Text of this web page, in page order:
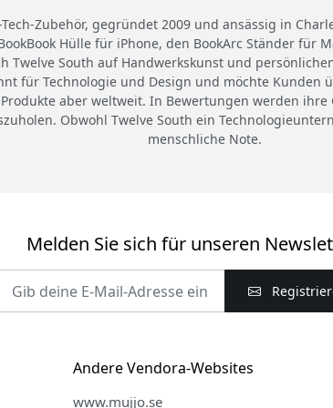
Zubehör, gegründet 2009 und ansässig in
Hülle für iPhone, den BookArc Ständer für
Twelve South auf Handwerkskunst und
für Technologie und Design und möchte
aber weltweit. In Bewertungen werden
Obwohl Twelve South ein
menschliche Note.
Melden Sie sich für unseren
Andere Vendora-Websites
www.mujjo.se